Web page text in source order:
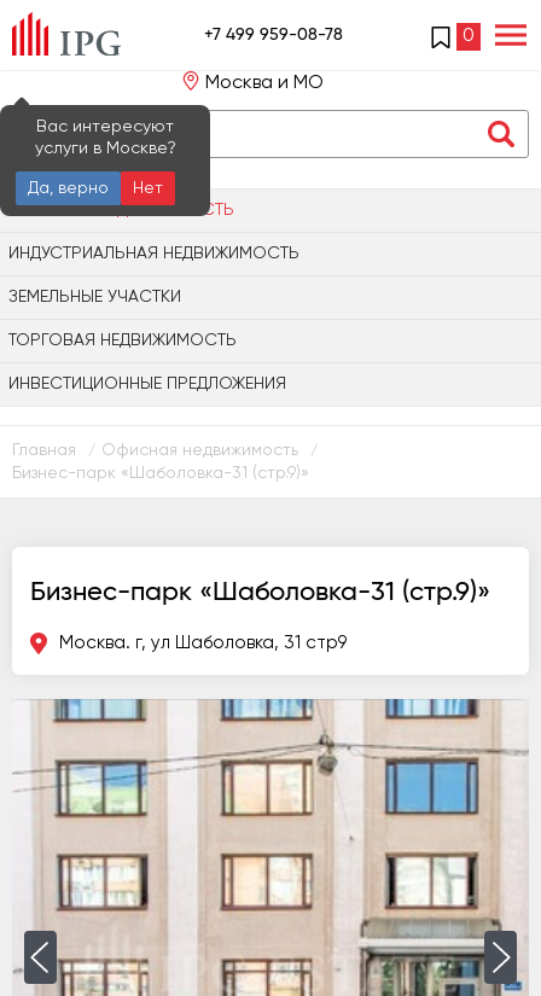
+7 499 959-08-78 0
Москва и МО
Вас интересуют
услуги в Москве?
Да, верно
Нет
ОФИСНАЯ НЕДВИЖИМОСТЬ
ИНДУСТРИАЛЬНАЯ НЕДВИЖИМОСТЬ
ЗЕМЕЛЬНЫЕ УЧАСТКИ
ТОРГОВАЯ НЕДВИЖИМОСТЬ
ИНВЕСТИЦИОННЫЕ ПРЕДЛОЖЕНИЯ
Главная / Офисная недвижимость /
Бизнес-парк «Шаболовка-31 (стр.9)»
Бизнес-парк «Шаболовка-31 (стр.9)»
Москва. г, ул Шаболовка, 31 стр9